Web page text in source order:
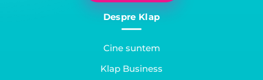
Despre Klap
Cine suntem
Klap Business